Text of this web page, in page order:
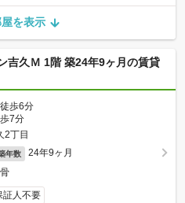
を表示
吉久Ｍ 1階 築24年9ヶ月の賃貸
歩6分
7分
2丁目
年数 24年9ヶ月
証人不要